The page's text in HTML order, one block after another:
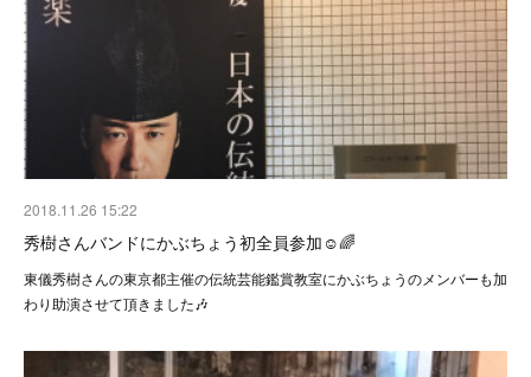
2018.11.26 15:22
秀樹さんバンドにかぶちょう初全員参加☺🌈
東儀秀樹さんの東京都主催の伝統芸能鑑賞教室にかぶちょうのメンバーも加
わり助演させて頂きました🎶